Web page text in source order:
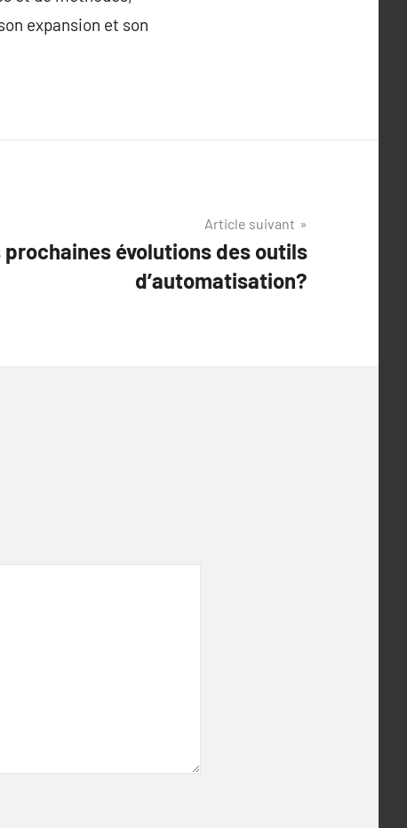
expansion et son
Article suivant
prochaines évolutions des outils
d’automatisation?